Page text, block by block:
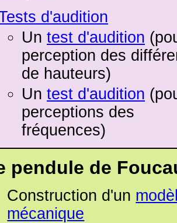
d'audition
Un test d'audition
perception des
de hauteurs)
Un test d'audition
perceptions des
fréquences)
pendule de
Construction d'un
mécanique